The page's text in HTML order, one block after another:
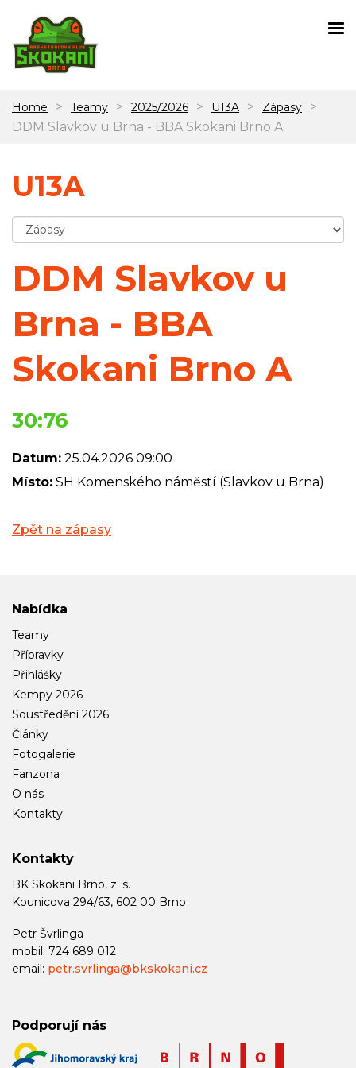
Home > Teamy > 2025/2026 > U13A > Zápasy
>
DDM Slavkov u Brna - BBA Skokani Brno A
U13A
DDM Slavkov u
Brna - BBA
Skokani Brno A
30:76
Datum: 25.04.2026 09:00
Místo: SH Komenského náměstí (Slavkov u Brna)
Zpět na zápasy
Nabídka
Teamy
Přípravky
Přihlášky
Kempy 2026
Soustředění 2026
Články
Fotogalerie
Fanzona
O nás
Kontakty
Kontakty
BK Skokani Brno, z. s.
Kounicova 294/63, 602 00 Brno
Petr Švrlinga
mobil: 724 689 012
email: petr.svrlinga@bkskokani.cz
Podporují nás